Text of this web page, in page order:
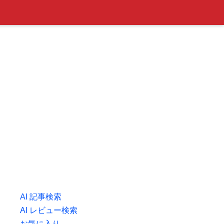
AI 記事検索
AI レビュー検索